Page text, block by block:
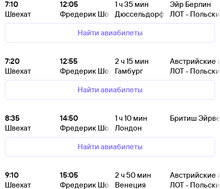
7:10
Швехат
12:05
Фредерик Шопен
1ч 35 мин
Дюссельдорф
Эйр Берлин
ЛОТ -
Найти авиабилеты
7:20
Швехат
12:55
Фредерик Шопен
2 ч 15 мин
Гамбург
Австрийские
ЛОТ -
Найти авиабилеты
8:35
Швехат
14:50
Фредерик Шопен
1ч 10 мин
Лондон
Бритиш
Найти авиабилеты
9:10
Швехат
15:05
Фредерик Шопен
2 ч 50 мин
Венеция
Австрийские
ЛОТ -